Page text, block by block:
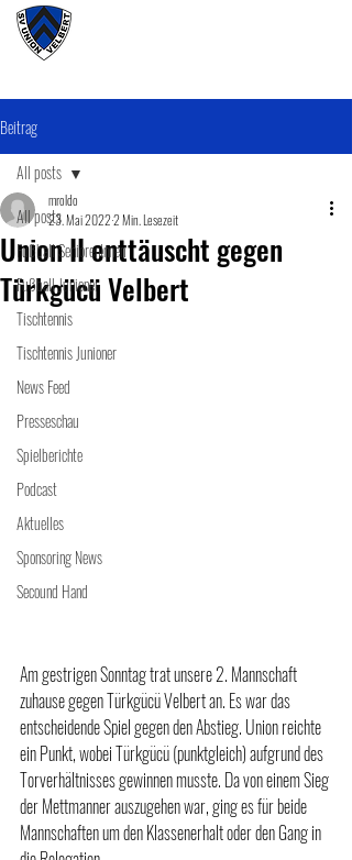
Beitrag
All posts
Fußball SeniorenInnen
Fußball Junioner
Tischtennis
Tischtennis Junioner
News Feed
Presseschau
Spielberichte
Podcast
Aktuelles
Sponsoring News
Secound Hand
All posts
Union II enttäuscht gegen
Türkgücü Velbert
mroldo
23. Mai 20222 Min. Lesezeit
Am gestrigen Sonntag trat unsere 2. Mannschaft
zuhause gegen Türkgücü Velbert an. Es war das
entscheidende Spiel gegen den Abstieg. Union reichte
ein Punkt, wobei Türkgücü (punktgleich) aufgrund des
Torverhältnisses gewinnen musste. Da von einem Sieg
der Mettmanner auszugehen war, ging es für beide
Mannschaften um den Klassenerhalt oder den Gang in